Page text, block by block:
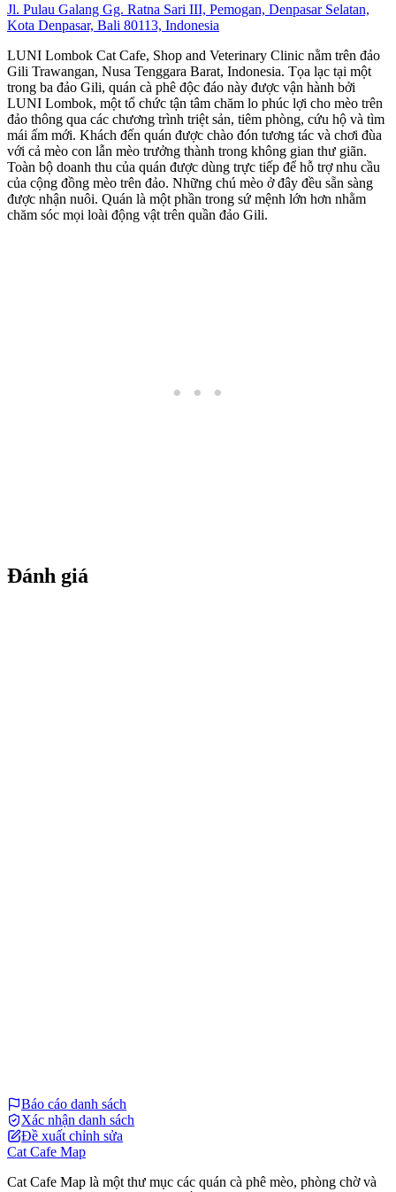
Jl. Pulau Galang Gg. Ratna Sari III, Pemogan, Denpasar Selatan,
Kota Denpasar, Bali 80113, Indonesia
LUNI Lombok Cat Cafe, Shop and Veterinary Clinic nằm trên đảo
Gili Trawangan, Nusa Tenggara Barat, Indonesia. Tọa lạc tại một
trong ba đảo Gili, quán cà phê độc đáo này được vận hành bởi
LUNI Lombok, một tổ chức tận tâm chăm lo phúc lợi cho mèo trên
đảo thông qua các chương trình triệt sản, tiêm phòng, cứu hộ và tìm
mái ấm mới. Khách đến quán được chào đón tương tác và chơi đùa
với cả mèo con lẫn mèo trưởng thành trong không gian thư giãn.
Toàn bộ doanh thu của quán được dùng trực tiếp để hỗ trợ nhu cầu
của cộng đồng mèo trên đảo. Những chú mèo ở đây đều sẵn sàng
được nhận nuôi. Quán là một phần trong sứ mệnh lớn hơn nhằm
chăm sóc mọi loài động vật trên quần đảo Gili.
Đánh giá
Báo cáo danh sách
Xác nhận danh sách
Đề xuất chỉnh sửa
Cat Cafe Map
Cat Cafe Map là một thư mục các quán cà phê mèo, phòng chờ và